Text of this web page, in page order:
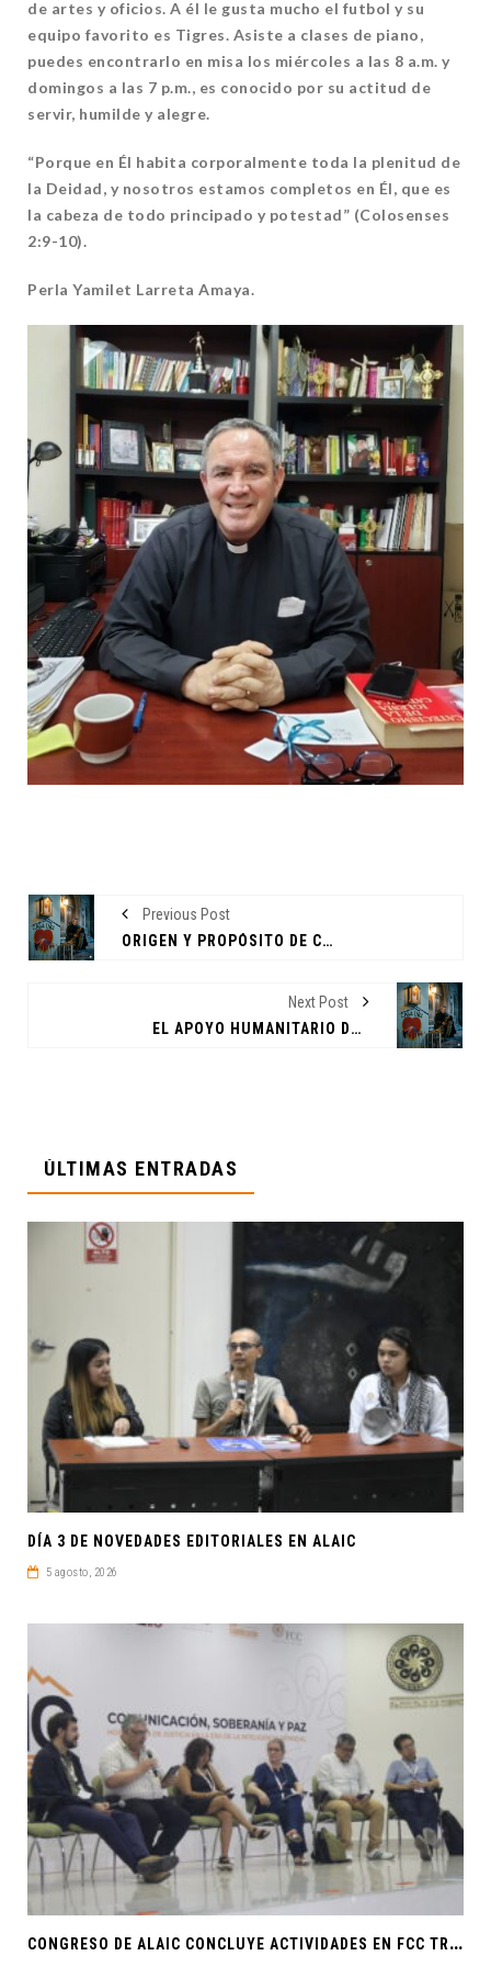
de artes y oficios. A él le gusta mucho el futbol y su
equipo favorito es Tigres. Asiste a clases de piano,
puedes encontrarlo en misa los miércoles a las 8 a.m. y
domingos a las 7 p.m., es conocido por su actitud de
servir, humilde y alegre.
“Porque en Él habita corporalmente toda la plenitud de
la Deidad, y nosotros estamos completos en Él, que es
la cabeza de todo principado y potestad” (Colosenses
2:9-10).
Perla Yamilet Larreta Amaya.
Previous Post
ORIGEN Y PROPÓSITO DE CASA INDI
Next Post
EL APOYO HUMANITARIO DE CASA INDI A LOS MIGRANTES MENORES DE EDAD
ÚLTIMAS ENTRADAS
DÍA 3 DE NOVEDADES EDITORIALES EN ALAIC
5 agosto, 2026
C
ONGRESO DE ALAIC CONCLUYE ACTIVIDADES EN FCC TRAS UNA SEMANA LLENA DE CONOCIMIENTO Y REFLEXIÓN